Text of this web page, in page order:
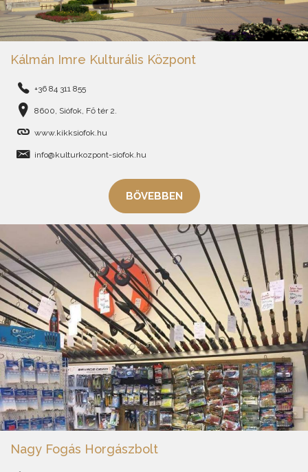
Kálmán Imre Kulturális Központ
+36 84 311 855
8600, Siófok, Fő tér 2.
www.kikksiofok.hu
info@kulturkozpont-siofok.hu
BŐVEBBEN
Nagy Fogás Horgászbolt